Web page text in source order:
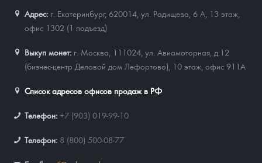
Адрес: г. Екатеринбург, 620014 ул. Радищева, 6 А, 13 этаж,
офис 1302 (1 подъезд)
Выкуп монет: г. Москва, 111024, ул. Авиамоторная, д.12
(бизнес-центр Деловой дом Лефортово), 10 этаж, офис 911А
Список адресов офисов продаж в РФ
Телефон: +7 (903) 019-99-10
Телефон: 8 (800) 500-08-77